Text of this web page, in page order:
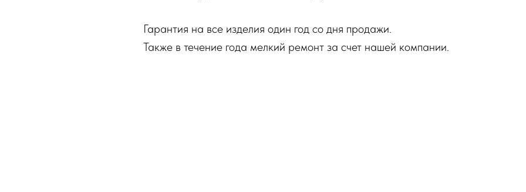
Гарантия на все изделия один год со дня продажи.
Также в течение года мелкий ремонт за счет нашей компании.